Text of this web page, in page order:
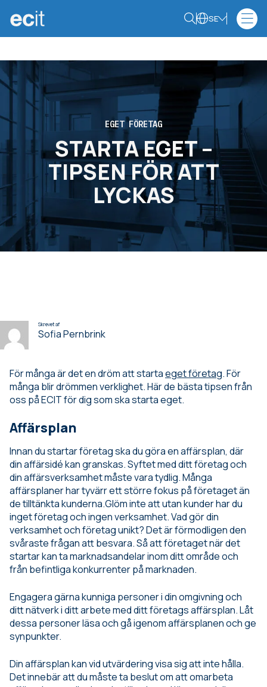
SE
EGET FÖRETAG
STARTA EGET –
TIPSEN FÖR ATT
LYCKAS
Skrevet af
Sofia Pernbrink
För många är det en dröm att startaeget företag. För
många blir drömmen verklighet. Här de bästa tipsen från
oss på ECIT för dig som ska starta eget.
Affärsplan
Innan du startar företag ska du göra en affärsplan, där
din affärsidé kan granskas. Syftet med ditt företag och
din affärsverksamhet måste vara tydlig. Många
affärsplaner har tyvärr ett större fokus på företaget än
de tilltänkta kunderna.Glöm inte att utan kunder har du
inget företag och ingen verksamhet. Vad gör din
verksamhet och företag unikt? Det är förmodligen den
svåraste frågan att besvara. Så att företaget när det
startar kan ta marknadsandelar inom ditt område och
från befintliga konkurrenter på marknaden.
Engagera gärna kunniga personer i din omgivning och
ditt nätverk i ditt arbete med ditt företags affärsplan. Låt
dessa personer läsa och gå igenom affärsplanen och ge
synpunkter.
Din affärsplan kan vid utvärdering visa sig att inte hålla.
Det innebär att du måste ta beslut om att omarbeta